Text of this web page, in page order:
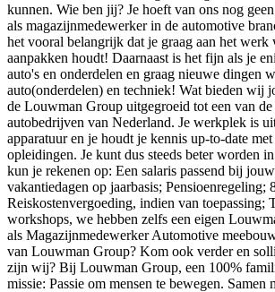
kunnen. Wie ben jij? Je hoeft van ons nog
als magazijnmedewerker in de automotive
het vooral belangrijk dat je graag aan het werk
aanpakken houdt! Daarnaast is het fijn als je
auto's en onderdelen en graag nieuwe dingen
auto(onderdelen) en techniek! Wat bieden wij
de Louwman Group uitgegroeid tot een van de
autobedrijven van Nederland. Je werkplek is
apparatuur en je houdt je kennis up-to-date
opleidingen. Je kunt dus steeds beter worden
kun je rekenen op: Een salaris passend bij
vakantiedagen op jaarbasis; Pensioenregeling;
Reiskostenvergoeding, indien van toepassing;
workshops, we hebben zelfs een eigen
als Magazijnmedewerker Automotive
van Louwman Group? Kom ook verder en
zijn wij? Bij Louwman Group, een 100%
missie: Passie om mensen te bewegen. Samen